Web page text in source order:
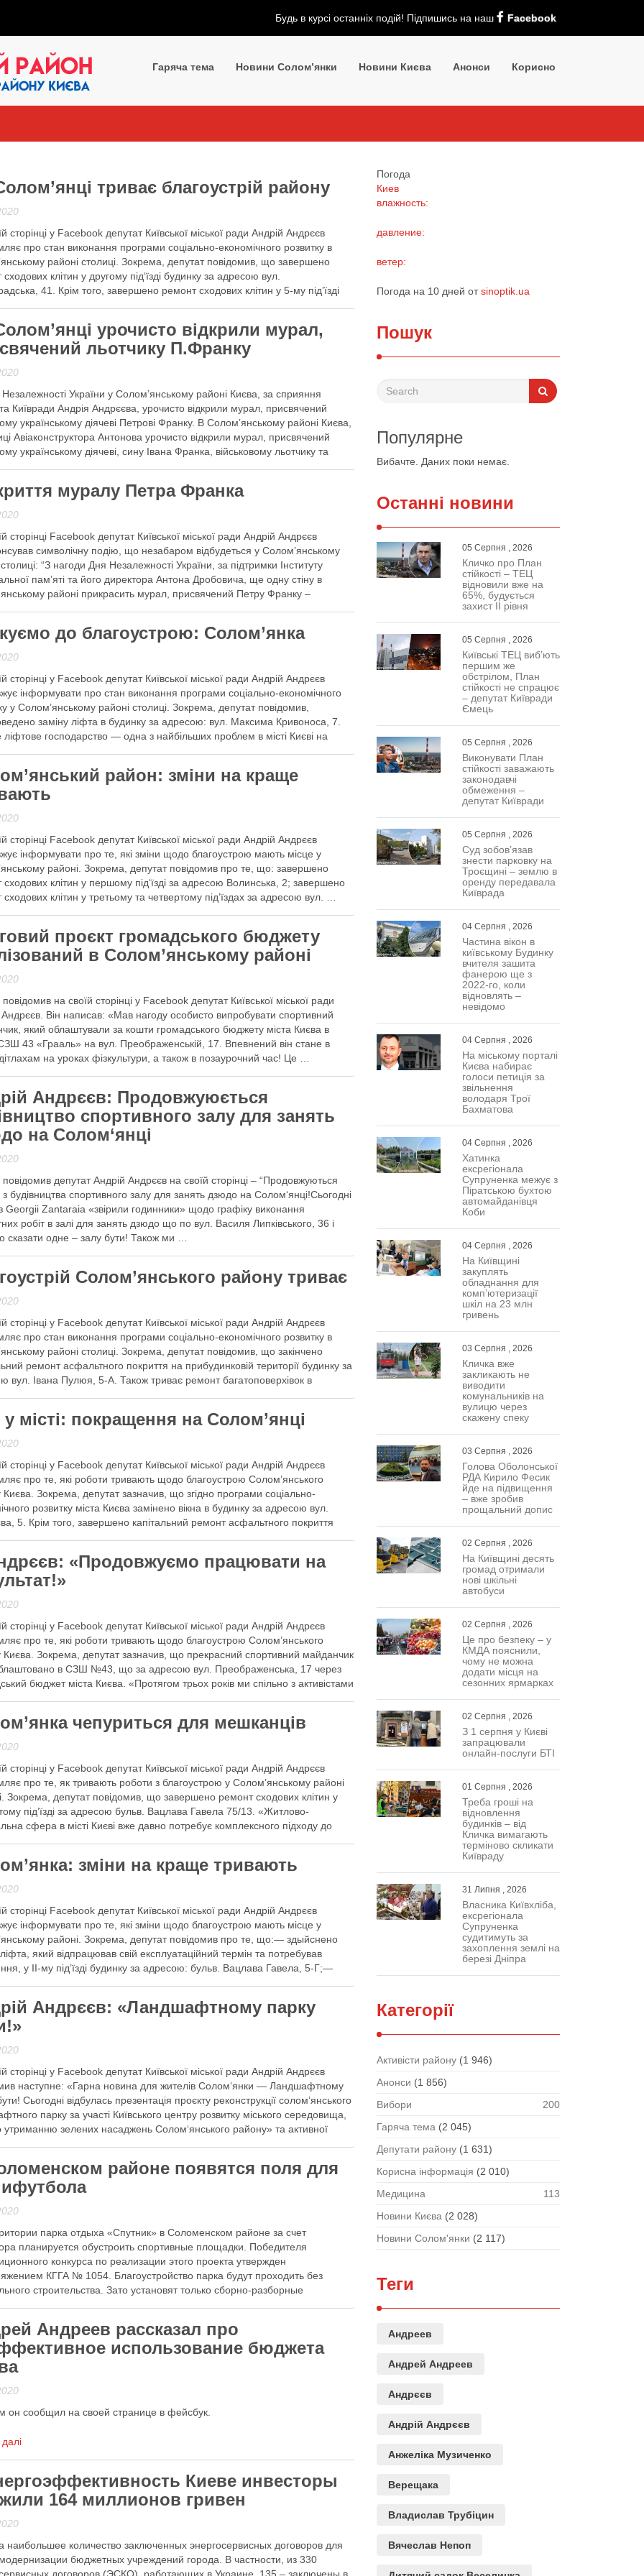
Будь в курсі останніх подій! Підпишись на наш Facebook
Гаряча тема Новини Солом’янки Новини Києва Анонси Корисно
триває благоустрій району
сторінці у Facebook депутат Київської міської ради Андрій Андрєєв
про стан виконання програми соціально-економічного розвитку в
районі столиці. Зокрема, депутат повідомив, що завершено
клітин у другому під‘їзді будинку за адресою вул.
41. Крім того, завершено ремонт сходових клітин у 5-му під’їзді
урочисто відкрили мурал,
льотчику П.Франку
України у Солом’янському районі Києва, за сприяння
Київради Андрія Андрєєва, урочисто відкрили мурал, присвячений
українському діячеві Петрові Франку. В Солом’янському районі Києва,
Авіаконструктора Антонова урочисто відкрили мурал, присвячений
українському діячеві, сину Івана Франка, військовому льотчику та
муралу Петра Франка
сторінці Facebook депутат Київської міської ради Андрій Андрєєв
символічну подію, що незабаром відбудеться у Солом’янському
“З нагоди Дня Незалежності України, за підтримки Інституту
пам’яті та його директора Антона Дробовича, ще одну стіну в
районі прикрасить мурал, присвячений Петру Франку –
до благоустрою: Солом’янка
сторінці у Facebook депутат Київської міської ради Андрій Андрєєв
інформувати про стан виконання програми соціально-економічного
у Солом’янському районі столиці. Зокрема, депутат повідомив,
заміну ліфта в будинку за адресою: вул. Максима Кривоноса, 7.
господарство — одна з найбільших проблем в місті Києві на
район: зміни на краще
сторінці Facebook депутат Київської міської ради Андрій Андрєєв
інформувати про те, які зміни щодо благоустрою мають місце у
районі. Зокрема, депутат повідомив про те, що: завершено
сходових клітин у першому під‘їзді за адресою Волинська, 2; завершено
клітин у третьому та четвертому під’їздах за адресою вул. …
проєкт громадського бюджету
в Солом’янському районі
на своїй сторінці у Facebook депутат Київської міської ради
Андрєєв. Він написав: «Мав нагоду особисто випробувати спортивний
який облаштували за кошти громадського бюджету міста Києва в
43 «Грааль» на вул. Преображенській, 17. Впевнений він стане в
на уроках фізкультури, а також в позаурочний час! Це …
Андрєєв: Продовжуюється
спортивного залу для занять
на Солом‘янці
депутат Андрій Андрєєв на своїй сторінці – “Продовжуються
будівництва спортивного залу для занять дзюдо на Солом‘янці!Сьогодні
Georgii Zantaraia «звірили годинники» щодо графіку виконання
робіт в залі для занять дзюдо що по вул. Василя Липківського, 36 і
сказати одне – залу бути! Також ми …
Солом’янського району триває
сторінці у Facebook депутат Київської міської ради Андрій Андрєєв
про стан виконання програми соціально-економічного розвитку в
районі столиці. Зокрема, депутат повідомив, що закінчено
ремонт асфальтного покриття на прибудинковій території будинку за
вул. Івана Пулюя, 5-А. Також триває ремонт багатоповерхівок в
місті: покращення на Солом’янці
сторінці у Facebook депутат Київської міської ради Андрій Андрєєв
про те, які роботи тривають щодо благоустрою Солом’янського
Києва. Зокрема, депутат зазначив, що згідно програми соціально-
розвитку міста Києва замінено вікна в будинку за адресою вул.
5. Крім того, завершено капітальний ремонт асфальтного покриття
«Продовжуємо працювати на
сторінці у Facebook депутат Київської міської ради Андрій Андрєєв
про те, які роботи тривають щодо благоустрою Солом’янського
Києва. Зокрема, депутат зазначив, що прекрасний спортивний майданчик
в СЗШ №43, що за адресою вул. Преображенська, 17 через
бюджет міста Києва. «Протягом трьох років ми спільно з активістами
чепуриться для мешканців
сторінці у Facebook депутат Київської міської ради Андрій Андрєєв
про те, як тривають роботи з благоустрою у Солом’янському районі
Зокрема, депутат повідомив, що завершено ремонт сходових клітин у
під’їзді за адресою бульв. Вацлава Гавела 75/13. «Житлово-
сфера в місті Києві вже давно потребує комплексного підходу до
зміни на краще тривають
сторінці Facebook депутат Київської міської ради Андрій Андрєєв
інформувати про те, які зміни щодо благоустрою мають місце у
районі. Зокрема, депутат повідомив про те, що:— здыйснено
який відпрацював свій експлуатаційний термін та потребував
у ІІ-му під’їзді будинку за адресою: бульв. Вацлава Гавела, 5-Г;—
Андрєєв: «Ландшафтному парку
сторінці у Facebook депутат Київської міської ради Андрій Андрєєв
наступне: «Гарна новина для жителів Солом‘янки — Ландшафтному
Сьогодні відбулась презентація проєкту реконструкції солом’янського
парку за участі Київського центру розвитку міського середовища,
зелених насаджень Солом‘янського району» та активної
районе появятся поля для
парка отдыха «Спутник» в Соломенском районе за счет
планируется обустроить спортивные площадки. Победителя
конкурса по реализации этого проекта утвержден
КГГА № 1054. Благоустройство парка будут проходить без
строительства. Зато установят только сборно-разборные
Андреев рассказал про
использование бюджета
он сообщил на своей странице в фейсбук.
Киеве инвесторы
164 миллионов гривен
наибольшее количество заключенных энергосервисных договоров для
бюджетных учреждений города. В частности, из 330
Погода
Киев
влажность:
давление:
ветер:
Погода на 10 дней отsinoptik.ua
Пошук
Популярне
Вибачте. Даних поки немає.
Останні новини
05 Серпня , 2026
Кличко про План
стійкості – ТЕЦ
відновили вже на
65%, будується
захист ІІ рівня
05 Серпня , 2026
Київські ТЕЦ виб’ють
першим же
обстрілом, План
стійкості не спрацює
– депутат Київради
Ємець
05 Серпня , 2026
Виконувати План
стійкості заважають
законодавчі
обмеження –
депутат Київради
05 Серпня , 2026
Суд зобов’язав
знести парковку на
Троєщині – землю в
оренду передавала
Київрада
04 Серпня , 2026
Частина вікон в
київському Будинку
вчителя зашита
фанерою ще з
2022-го, коли
відновлять –
невідомо
04 Серпня , 2026
На міському порталі
Києва набирає
голоси петиція за
звільнення
володаря Трої
Бахматова
04 Серпня , 2026
Хатинка
ексрегіонала
Супруненка межує з
Піратською бухтою
автомайданівця
Коби
04 Серпня , 2026
На Київщині
закуплять
обладнання для
комп’ютеризації
шкіл на 23 млн
гривень
03 Серпня , 2026
Кличка вже
закликають не
виводити
комунальників на
вулицю через
скажену спеку
03 Серпня , 2026
Голова Оболонської
РДА Кирило Фесик
йде на підвищення
– вже зробив
прощальний допис
02 Серпня , 2026
На Київщині десять
громад отримали
нові шкільні
автобуси
02 Серпня , 2026
Це про безпеку – у
КМДА пояснили,
чому не можна
додати місця на
сезонних ярмарках
02 Серпня , 2026
З 1 серпня у Києві
запрацювали
онлайн-послуги БТІ
01 Серпня , 2026
Треба гроші на
відновлення
будинків – від
Кличка вимагають
терміново скликати
Київраду
31 Липня , 2026
Власника Київхліба,
ексрегіонала
Супруненка
судитимуть за
захоплення землі на
березі Дніпра
Категорії
Активісти району (1 946)
Анонси (1 856)
Вибори
200
Гаряча тема (2 045)
Депутати району (1 631)
Корисна інформація (2 010)
Медицина
113
Новини Києва (2 028)
Новини Солом'янки (2 117)
Теги
Андреев
Андрей Андреев
Андрєєв
Андрій Андрєєв
Анжеліка Музиченко
Верещака
Владислав Трубіцин
Вячеслав Непоп